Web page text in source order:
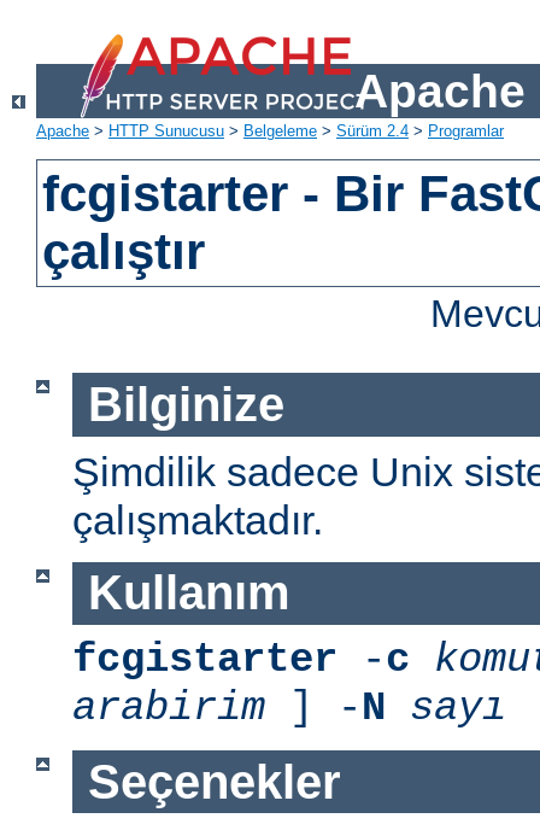
Apache
Apache > HTTP Sunucusu > Belgeleme > Sürüm 2.4 > Programlar
fcgistarter - Bir
çalıştır
Bilginize
Şimdilik sadece Unix
çalışmaktadır.
Kullanım
fcgistarter -c
arabirim ] -N sayı
Seçenekler